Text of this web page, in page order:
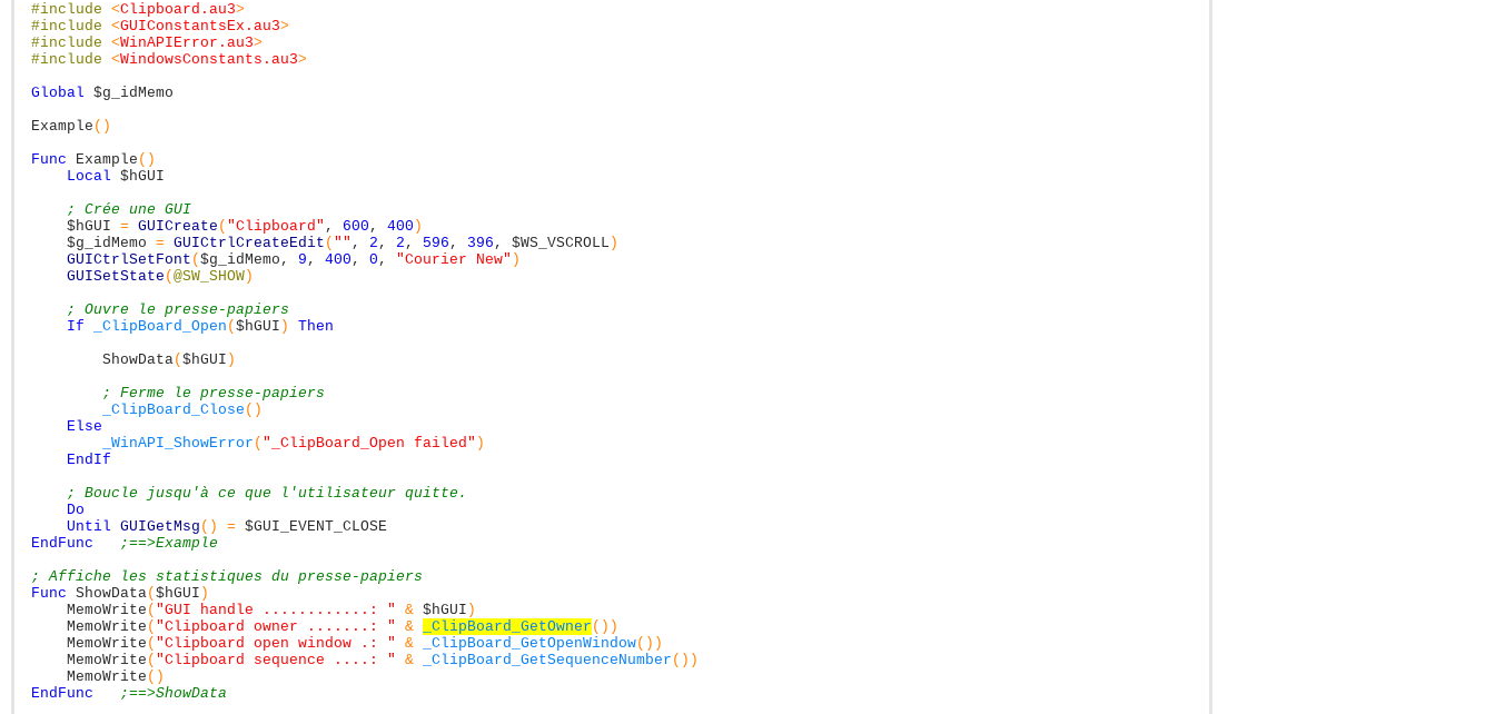
#include <Clipboard.au3>
#include <GUIConstantsEx.au3>
#include <WinAPIError.au3>
#include <WindowsConstants.au3>
Global $g_idMemo
Example ( )
Func
Example ( )
Local $hGUI
; Crée une GUI
$hGUI = GUICreate ( "Clipboard" , 600 , 400 )
$g_idMemo = GUICtrlCreateEdit ( "" , 2 , 2 , 596 , 396 , $WS_VSCROLL )
GUICtrlSetFont ( $g_idMemo , 9 , 400 , 0 , "Courier New" )
GUISetState ( @SW_SHOW )
; Ouvre le presse-papiers
If
_ClipBoard_Open ( $hGUI )
Then
ShowData( $hGUI )
; Ferme le presse-papiers
_ClipBoard_Close ( )
Else
_WinAPI_ShowError ( "_ClipBoard_Open failed" )
EndIf
; Boucle jusqu'à ce que l'utilisateur quitte.
Do
Until GUIGetMsg ( ) = $GUI_EVENT_CLOSE
EndFunc
;==>Example
; Affiche les statistiques du presse-papiers
Func ShowData( $hGUI )
MemoWrite ( "GUI handle ............: " & $hGUI )
MemoWrite ( "Clipboard owner .......: " & _ClipBoard_GetOwner ( ) )
MemoWrite ( "Clipboard open window .: " & _ClipBoard_GetOpenWindow( ) )
MemoWrite ( "Clipboard sequence ....: " & _ClipBoard_GetSequenceNumber ( ) )
MemoWrite ( )
EndFunc
;==>ShowData